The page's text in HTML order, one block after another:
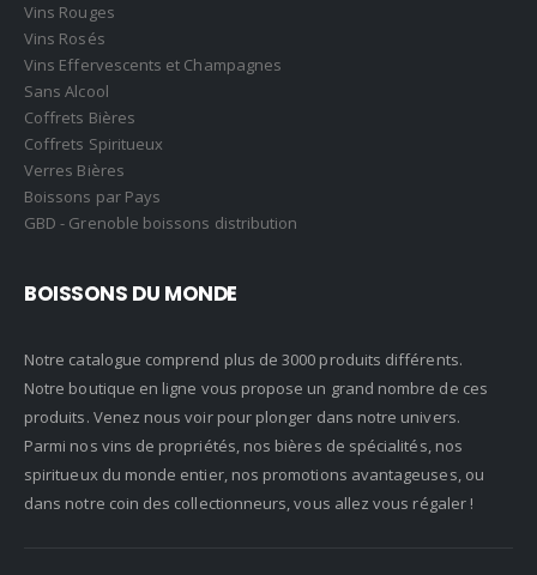
Vins Rouges
Vins Rosés
Vins Effervescents et Champagnes
Sans Alcool
Coffrets Bières
Coffrets Spiritueux
Verres Bières
Boissons par Pays
GBD - Grenoble boissons distribution
BOISSONS DU MONDE
Notre catalogue comprend plus de 3000 produits différents.
Notre boutique en ligne vous propose un grand nombre de ces
produits. Venez nous voir pour plonger dans notre univers.
Parmi nos vins de propriétés, nos bières de spécialités, nos
spiritueux du monde entier, nos promotions avantageuses, ou
dans notre coin des collectionneurs, vous allez vous régaler !